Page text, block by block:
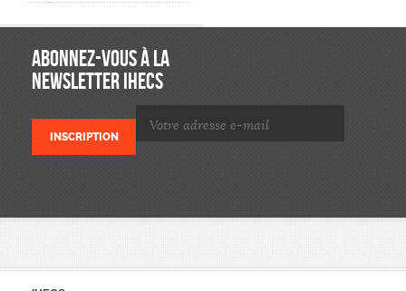
ABONNEZ-VOUS À LA
NEWSLETTER IHECS